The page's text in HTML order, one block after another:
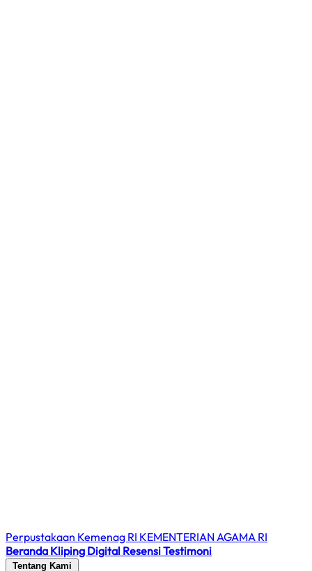
Perpustakaan Kemenag RI KEMENTERIAN AGAMA RI
Beranda Kliping Digital ResensiTestimoni
Tentang Kami